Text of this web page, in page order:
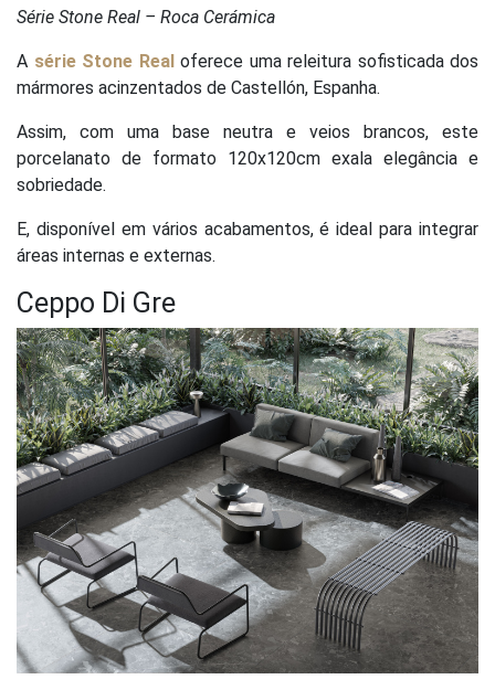
Série Stone Real – Roca Cerámica
A série Stone Realoferece uma releitura sofisticada dos
mármores acinzentados de Castellón, Espanha.
Assim, com uma base neutra e veios brancos, este
porcelanato de formato 120x120cm exala elegância e
sobriedade.
E, disponível em vários acabamentos, é ideal para integrar
áreas internas e externas.
Ceppo Di Gre